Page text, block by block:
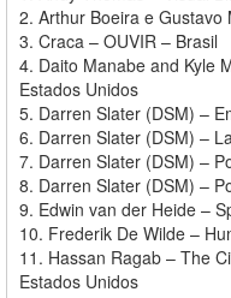
2. Arthur Boeira e Gustavo
3. Craca – OUVIR – Brasil
4. Daito Manabe and Kyle
Estados Unidos
5. Darren Slater (DSM) –
6. Darren Slater (DSM) –
7. Darren Slater (DSM) –
8. Darren Slater (DSM) –
9. Edwin van der Heide –
10. Frederik De Wilde –
11. Hassan Ragab – The
Estados Unidos